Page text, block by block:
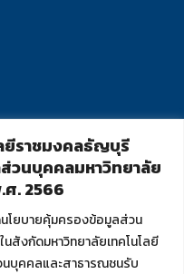
ยีราชมงคลธัญบุรี
วนบุคคลมหาวิทยาลัย
. 2566
นโยบายคุ้มครองข้อมูลส่วน
สังกัดมหาวิทยาลัยเทคโนโลยี
นบุคคลและสาธารณชนรับ